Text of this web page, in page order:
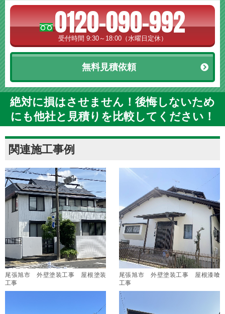
0120-090-992
受付時間 9:30～18:00（水曜日定休）
無料見積依頼
絶対に損はさせません！後悔しないため
にも他社と見積りを比較してください！
関連施工事例
尾張旭市 外壁塗装工事 屋根塗装
工事
尾張旭市 外壁塗装工事 屋根漆喰
工事